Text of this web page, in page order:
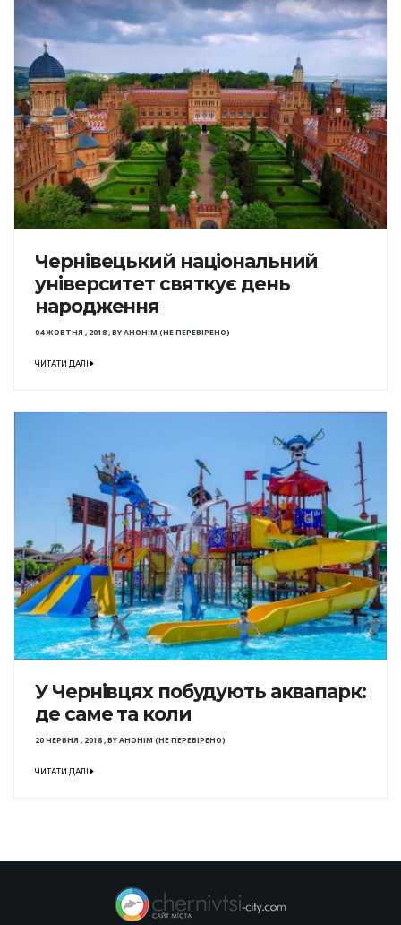
Чернівецький національний
університет святкує день
народження
04 ЖОВТНЯ , 2018,BYАНОНІМ (НЕ ПЕРЕВІРЕНО)
ЧИТАТИ ДАЛІ
У Чернівцях побудують аквапарк:
де саме та коли
20 ЧЕРВНЯ , 2018,BYАНОНІМ (НЕ ПЕРЕВІРЕНО)
ЧИТАТИ ДАЛІ